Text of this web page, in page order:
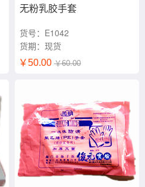
无粉乳胶手套
货号：E1042
货期：现货
￥50.00 ￥60.00